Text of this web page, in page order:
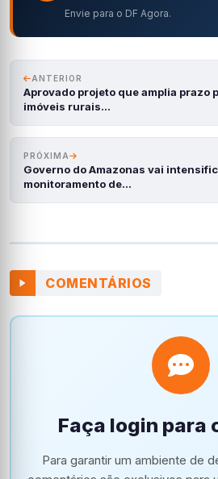
Envie para o DF Agora.
ANTERIOR
Aprovado projeto que amplia prazo
imóveis rurais…
PRÓXIMA
Governo do Amazonas vai
monitoramento de…
COMENTÁRIOS
Faça login para
Para garantir um ambiente de